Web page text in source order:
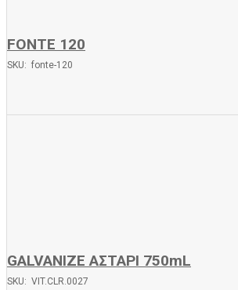
FONTE 120
SKU: fonte-120
GALVANIZE ΑΣΤΑΡΙ 750mL
SKU: VIT.CLR.0027